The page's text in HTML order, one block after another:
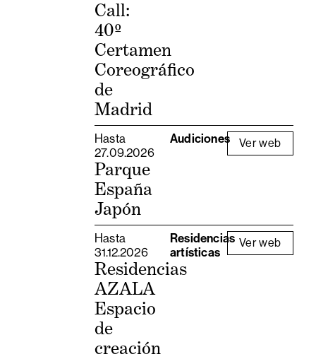
Call:
40º
Certamen
Coreográfico
de
Madrid
Hasta
27.09.2026
Audiciones
Parque
España
Japón
Ver web
Hasta
31.12.2026
Residencias
artísticas
Residencias
AZALA
Espacio
de
creación
Ver web